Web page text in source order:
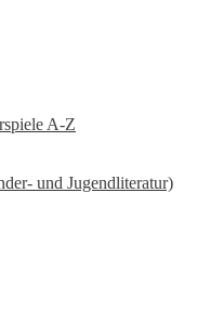
A-Z
und Jugendliteratur)